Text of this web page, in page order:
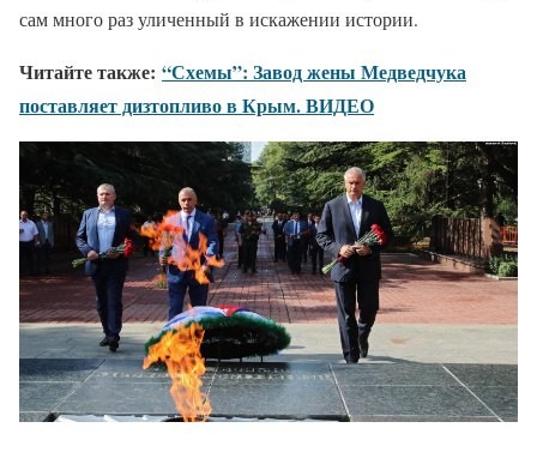
сам много раз уличенный в искажении истории.
Читайте также: “Схемы”: Завод жены Медведчука
поставляет дизтопливо в Крым. ВИДЕО